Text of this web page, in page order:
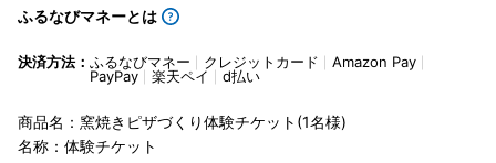
ふるなびマネーとは
決済方法： ふるなびマネー クレジットカード
Amazon Pay
PayPay
楽天ペイ d払い
商品名：窯焼きピザづくり体験チケット(1名様)
名称：体験チケット